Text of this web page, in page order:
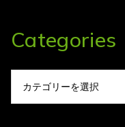
Categories